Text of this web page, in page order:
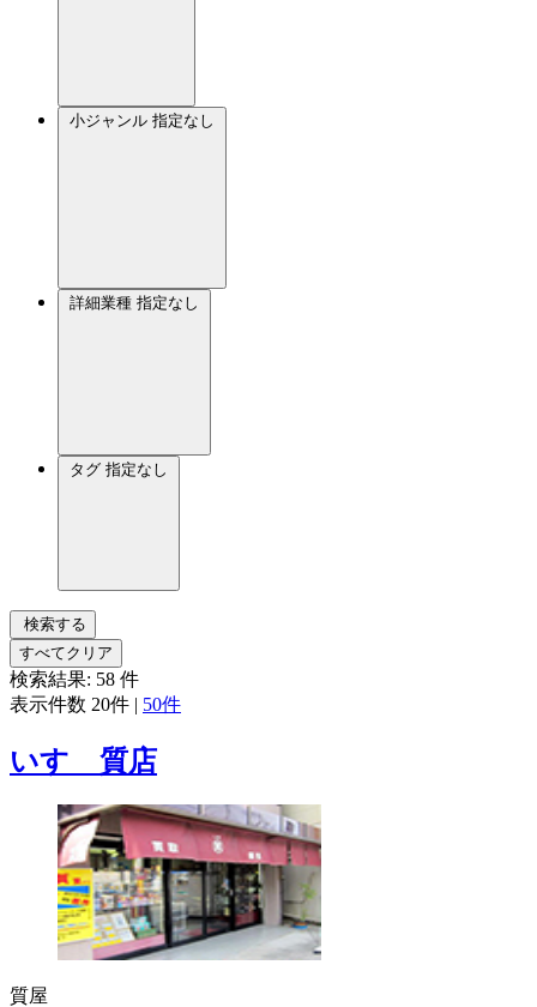
小ジャンル 指定なし
詳細業種 指定なし
タグ 指定なし
検索する
すべてクリア
検索結果: 58 件
表示件数 20件 | 50件
いすゞ質店
質屋